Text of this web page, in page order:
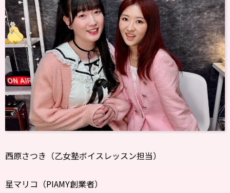
西原さつき（乙女塾ボイスレッスン担当）
星マリコ（PIAMY創業者）